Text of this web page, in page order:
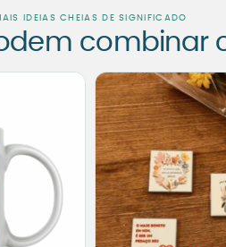
IDEIAS CHEIAS DE SIGNIFICADO
combinar